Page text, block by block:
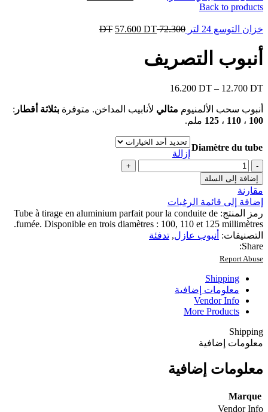
Back to products
خزان التوسع 24 لتر 72.300
DT
57.600 DT
أنبوب التصريف
12.700 DT
–
16.200 DT
أنبوب سحب الألمنيوم مثالي لأنابيب المداخن. متوفرة بثلاثة أقطار :
100 ، 110 ، 125 ملم.
Diamètre du tube
إزالة
كمية
أنبوب
التصريف
إضافة إلى السلة
مقارنة
إضافة إلى قائمة الرغبات
رمز المنتج: Tube à tirage en aluminium parfait pour la conduite de
fumée. Disponible en trois diamètres : 100, 110 et 125 millimètres.
التصنيفات: أنبوب عازل, تدفئة
Share:
Report Abuse
Shipping
معلومات إضافية
Vendor Info
More Products
Shipping
معلومات إضافية
معلومات إضافية
Marque
Vendor Info